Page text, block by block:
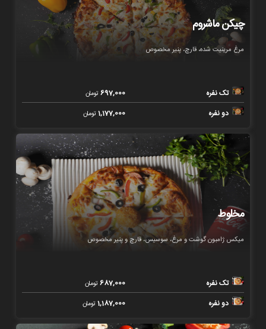
چیکن ماشروم
مرغ مرینیت شده، قارچ، پنیر مخصوص
تک نفره 697,000تومان
دو نفره 1,177,000تومان
مخلوط
میکس ژامبون گوشت و مرغ، سوسیس، قارچ و پنیر مخصوص
تک نفره 687,000تومان
دو نفره 1,187,000تومان